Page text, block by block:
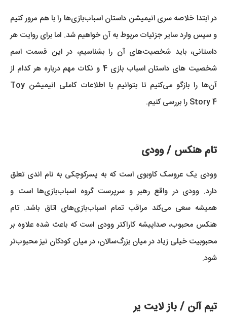
در ابتدا خلاصه سری انیمیشن داستان اسباب‌بازی‌ها را با هم مرور کنیم
و سپس وارد سایر جزئیات مربوط به آن خواهیم شد. اما برای روایت هر
داستانی، باید شخصیت‌های آن را بشناسیم، در این قسمت اسم
شخصیت های داستان اسباب بازی 4 و نکات مهم درباره هر کدام از
آن‌ها را بازگو می‌کنیم تا بتوانیم با اطلاعات کاملی انیمیشن Toy
Story 4 را بررسی کنیم.
تام هنکس / وودی
وودی یک عروسک کاوبوی است که به پسرکوچکی به نام اندی تعلق
دارد. وودی در واقع رهبر و سرپرست گروه اسباب‌بازی‌ها است و
همیشه سعی می‌کند مراقب تمام اسباب‌بازی‌های اتاق باشد. تام
هنکس محبوب، صداپیشه کاراکتر وودی است که باعث شده علاوه بر
محبوبیت خیلی زیاد در میان بزرگ‌سالان، در میان کودکان نیز محبوب‌تر
شود.
تیم آلن / باز لایت یر